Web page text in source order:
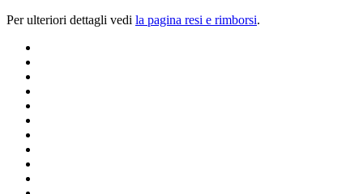
Per ulteriori dettagli vedi la pagina resi e rimborsi.